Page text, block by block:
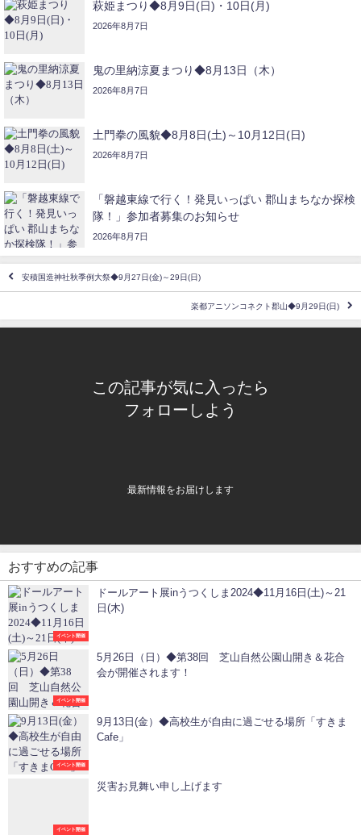
萩姫まつり◆8月9日(日)・10日(月)
2026年8月7日
鬼の里納涼夏まつり◆8月13日（木）
2026年8月7日
土門拳の風貌◆8月8日(土)～10月12日(日)
2026年8月7日
「磐越東線で行く！発見いっぱい 郡山まちなか探検
隊！」参加者募集のお知らせ
2026年8月7日
安積国造神社秋季例大祭◆9月27日(金)～29日(日)
楽都アニソンコネクト郡山◆9月29日(日)
この記事が気に入ったら
フォローしよう
最新情報をお届けします
おすすめの記事
イベント開催
ドールアート展inうつくしま2024◆11月16日(土)～21
日(木)
イベント開催
5月26日（日）◆第38回 芝山自然公園山開き＆花合
会が開催されます！
イベント開催
9月13日(金）◆高校生が自由に過ごせる場所「すきま
Cafe」
イベント開催
災害お見舞い申し上げます